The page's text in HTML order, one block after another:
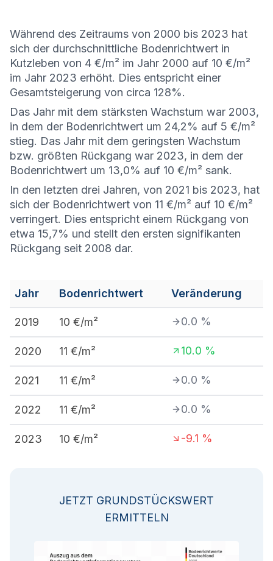
Während des Zeitraums von 2000 bis 2023 hat
sich der durchschnittliche Bodenrichtwert in
Kutzleben von 4 €/m² im Jahr 2000 auf 10 €/m²
im Jahr 2023 erhöht. Dies entspricht einer
Gesamtsteigerung von circa 128%.
Das Jahr mit dem stärksten Wachstum war 2003,
in dem der Bodenrichtwert um 24,2% auf 5 €/m²
stieg. Das Jahr mit dem geringsten Wachstum
bzw. größten Rückgang war 2023, in dem der
Bodenrichtwert um 13,0% auf 10 €/m² sank.
In den letzten drei Jahren, von 2021 bis 2023, hat
sich der Bodenrichtwert von 11 €/m² auf 10 €/m²
verringert. Dies entspricht einem Rückgang von
etwa 15,7% und stellt den ersten signifikanten
Rückgang seit 2008 dar.
Jahr Bodenrichtwert Veränderung
2019 10 €/m² 0.0 %
2020 11 €/m² 10.0 %
2021 11 €/m² 0.0 %
2022 11 €/m² 0.0 %
2023 10 €/m² -9.1 %
JETZT GRUNDSTÜCKSWERT
ERMITTELN